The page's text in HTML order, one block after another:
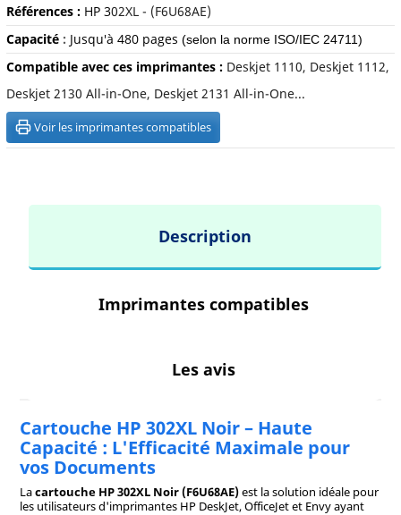
Références : HP 302XL - (F6U68AE)
Capacité: Jusqu'à 480 pages (selon la norme ISO/IEC 24711)
Compatible avec ces imprimantes : Deskjet 1110, Deskjet 1112,
Deskjet 2130 All-in-One, Deskjet 2131 All-in-One...
Voir les imprimantes compatibles
Description
Imprimantes compatibles
Les avis
Cartouche HP 302XL Noir – Haute
Capacité : L'Efficacité Maximale pour
vos Documents
Lacartouche HP 302XL Noir (F6U68AE)est la solution idéale pour
les utilisateurs d'imprimantes HP DeskJet, OfficeJet et Envy ayant